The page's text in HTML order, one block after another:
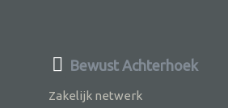
Bewust Achterhoek
Zakelijk netwerk